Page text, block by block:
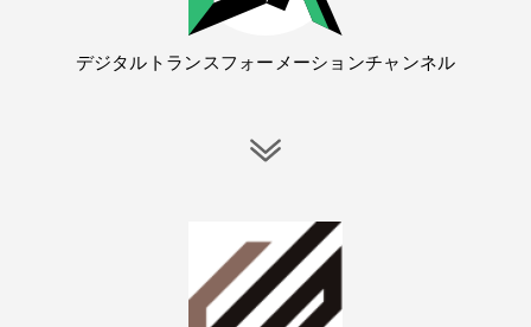
デジタルトランスフォーメーションチャンネル